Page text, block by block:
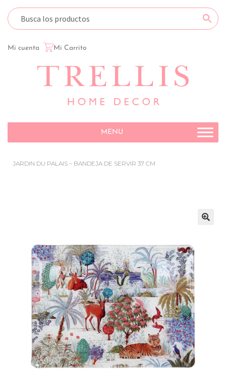
Mi cuenta Mi Carrito
MENU
JARDIN DU PALAIS – BANDEJA DE SERVIR 37 CM